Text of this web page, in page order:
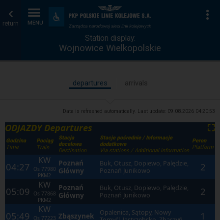
return MENU
Accessibility
and
amenities
Station
display
Home
page
Station display:
Wojnowice Wielkopolskie
departures arrivals
Data is refreshed automatically. Last update: 09.08.2026 04:20:53
ODJAZDY Departures ⛶
Godzina
Time
Pociąg
Train
Stacja
docelowa
Destination
Stacje pośrednie / Informacje
dodatkowe
Via stations / Additional information
Peron
Platform
04:27
KW
Os 77980
PKM2
Poznań
Główny
Buk, Otusz, Dopiewo, Palędzie,
Poznań Junikowo
2
05:09
KW
Os 77868
PKM2
Poznań
Główny
Buk, Otusz, Dopiewo, Palędzie,
Poznań Junikowo
2
05:49
KW
Os 77223 Zbąszynek
Opalenica, Sątopy, Nowy
1